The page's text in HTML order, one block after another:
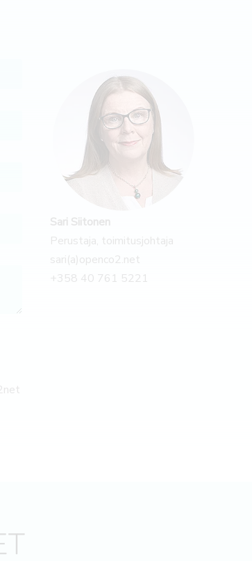
Sari Siitonen
Perustaja, toimitusjohtaja
sari(a)openco2.net
+358 40 761 5221